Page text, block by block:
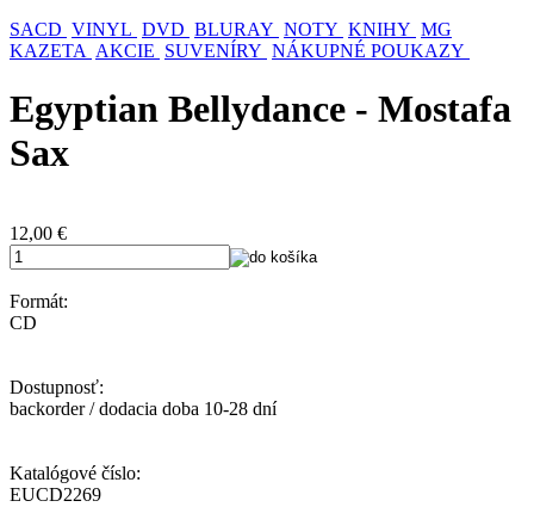
SACD VINYL DVD BLURAY NOTY KNIHY MG
KAZETA AKCIE SUVENÍRY NÁKUPNÉ POUKAZY
Egyptian Bellydance - Mostafa
Sax
12,00 €
Formát:
CD
Dostupnosť:
backorder / dodacia doba 10-28 dní
Katalógové číslo:
EUCD2269